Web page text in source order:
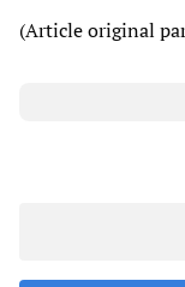
(Article original